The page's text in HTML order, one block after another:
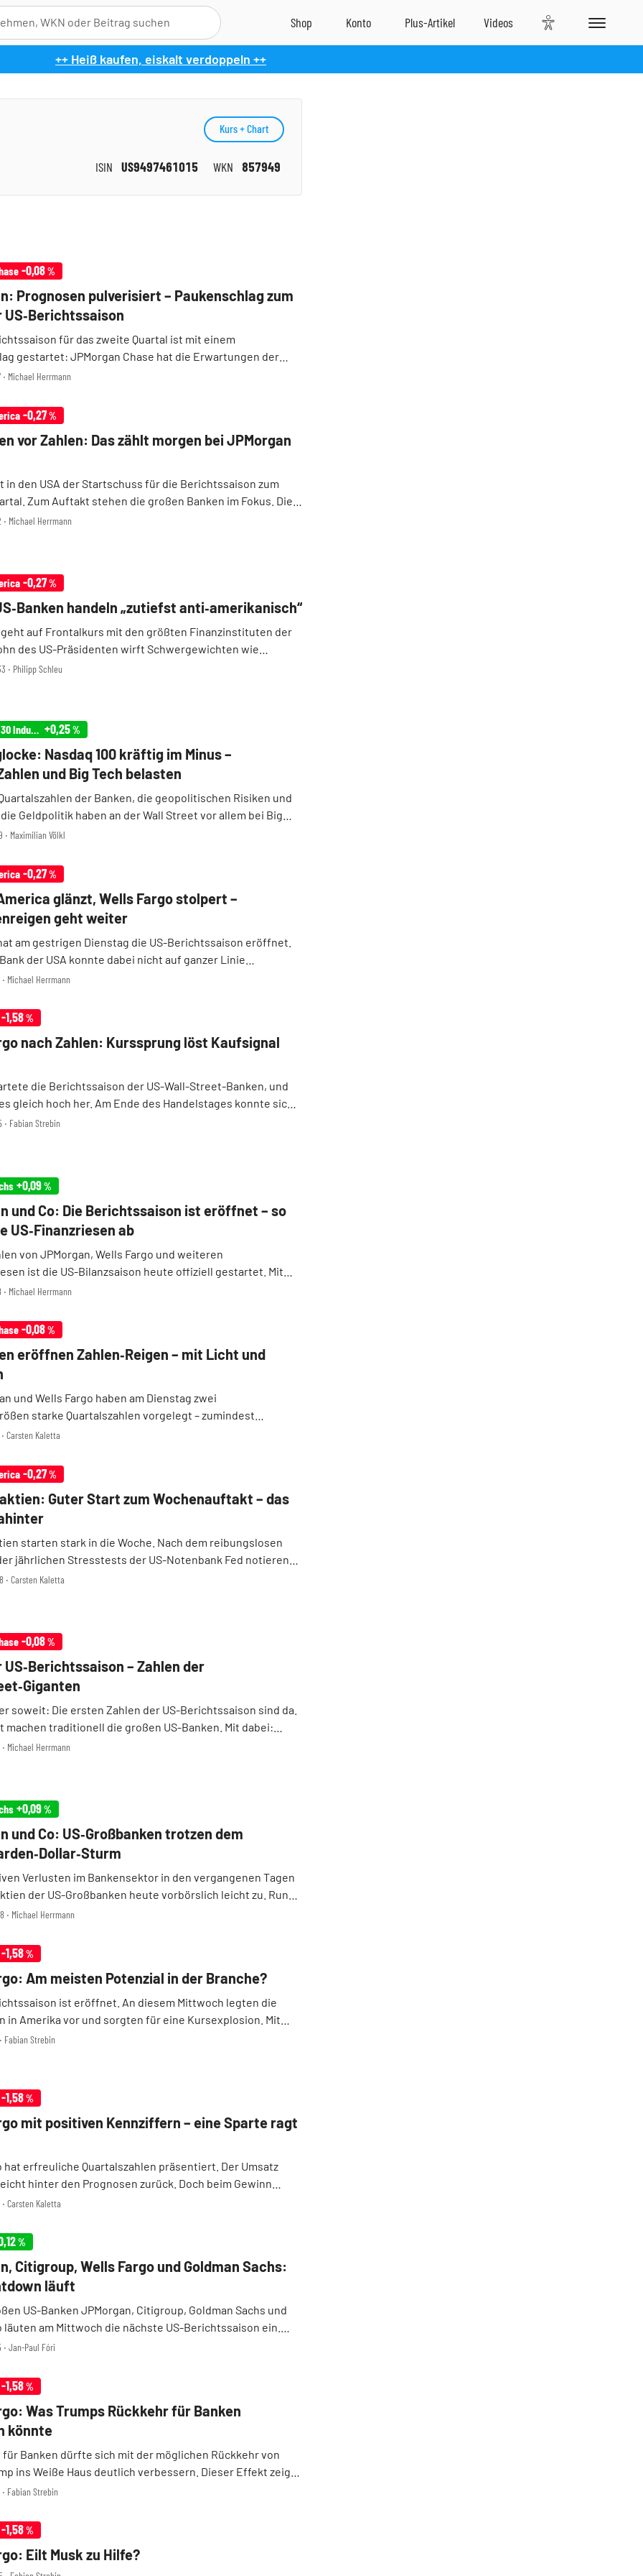
++ Heiß kaufen, eiskalt verdoppeln ++
ISIN US9497461015 WKN 857949
Kurs + Chart
-0,08%
‧ Michael Herrmann
Prognosen pulverisiert – Paukenschlag zum
für das zweite Quartal ist mit einem
gestartet: JPMorgan Chase hat die Erwartungen der
übertroffen. Hinzu kommt: Alle großen
-0,27%
‧ Michael Herrmann
vor Zahlen: Das zählt morgen bei JPMorgan
in den USA der Startschuss für die Berichtssaison zum
Zum Auftakt stehen die großen Banken im Fokus. Die
sind hoch. DER AKTIONÄR zeigt, was genau beim
-0,27%
‧ Philipp Schleu
handeln „zutiefst anti‑amerikanisch“
geht auf Frontalkurs mit den größten Finanzinstituten der
des US-Präsidenten wirft Schwergewichten wie
Bank of America und Wells Fargo vor, aktiv gegen die
Infront USA 30 Industrial +0,25%
‧ Maximilian Völkl
Nasdaq 100 kräftig im Minus –
und Big Tech belasten
der Banken, die geopolitischen Risiken und
Geldpolitik haben an der Wall Street vor allem bei Big
gesorgt. Der Dow Jones fiel lediglich 0,09 Prozent auf
-0,27%
‧ Michael Herrmann
glänzt, Wells Fargo stolpert –
geht weiter
am gestrigen Dienstag die US-Berichtssaison eröffnet.
der USA konnte dabei nicht auf ganzer Linie
Am Mittwoch haben mit der Bank of America, Citigroup
-1,58%
‧ Fabian Strebin
nach Zahlen: Kurssprung löst Kaufsignal
die Berichtssaison der US-Wall-Street-Banken, und
gleich hoch her. Am Ende des Handelstages konnte sich
Wells Fargo am deutlichsten nach oben absetzen. Das hat
+0,09%
‧ Michael Herrmann
und Co: Die Berichtssaison ist eröffnet – so
US‑Finanzriesen ab
von JPMorgan, Wells Fargo und weiteren
ist die US-Bilanzsaison heute offiziell gestartet. Mit
Anleger darauf, welche Signale die Zahlen von
-0,08%
‧ Carsten Kaletta
eröffnen Zahlen‑Reigen – mit Licht und
und Wells Fargo haben am Dienstag zwei
starke Quartalszahlen vorgelegt – zumindest
Doch bei genauerem Hinsehen offenbart jedes US-
-0,27%
‧ Carsten Kaletta
Guter Start zum Wochenauftakt – das
starten stark in die Woche. Nach dem reibungslosen
jährlichen Stresstests der US-Notenbank Fed notieren
Montag deutlich im Plus. Besonders ein amerikanisches
-0,08%
‧ Michael Herrmann
– Zahlen der
soweit: Die ersten Zahlen der US-Berichtssaison sind da.
machen traditionell die großen US-Banken. Mit dabei:
Morgan Stanley und Wells Fargo. Wir begleiten für
+0,09%
‧ Michael Herrmann
und Co: US‑Großbanken trotzen dem
Verlusten im Bankensektor in den vergangenen Tagen
der US-Großbanken heute vorbörslich leicht zu. Rund
Dollar an Börsenwert wurden zuletzt durch Trumps
-1,58%
‧ Fabian Strebin
Am meisten Potenzial in der Branche?
ist eröffnet. An diesem Mittwoch legten die
in Amerika vor und sorgten für eine Kursexplosion. Mit
Wells Fargo. Der Aktie gelang ein kräftiges Kaufsignal,
-1,58%
‧ Carsten Kaletta
mit positiven Kennziffern – eine Sparte ragt
hat erfreuliche Quartalszahlen präsentiert. Der Umsatz
hinter den Prognosen zurück. Doch beim Gewinn
US-Bank die Erwartungen der Analysten
%
‧ Jan-Paul Fóri
Citigroup, Wells Fargo und Goldman Sachs:
läuft
US-Banken JPMorgan, Citigroup, Goldman Sachs und
läuten am Mittwoch die nächste US-Berichtssaison ein.
macht traditionell JPMorgan. Noch vor US-Börsenstart
-1,58%
‧ Fabian Strebin
Was Trumps Rückkehr für Banken
könnte
für Banken dürfte sich mit der möglichen Rückkehr von
ins Weiße Haus deutlich verbessern. Dieser Effekt zeigt
bevor er überhaupt seine zweite Amtszeit angetreten hat.
-1,58%
Eilt Musk zu Hilfe?